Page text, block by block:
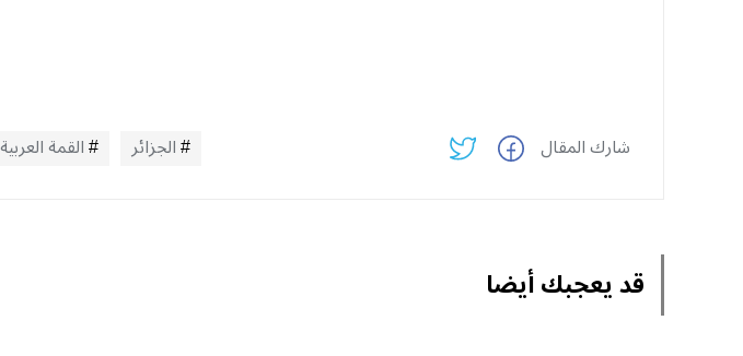
شارك المقال الجزائر القمة العربية
قد يعجبك أيضا